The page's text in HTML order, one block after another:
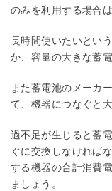
のみを利用する場合
長時間使いたいとい
か、容量の大きな蓄
また蓄電池のメーカ
て、機器につなぐと
過不足が生じると蓄
ぐに交換しなければ
する機器の合計消費
ましょう。